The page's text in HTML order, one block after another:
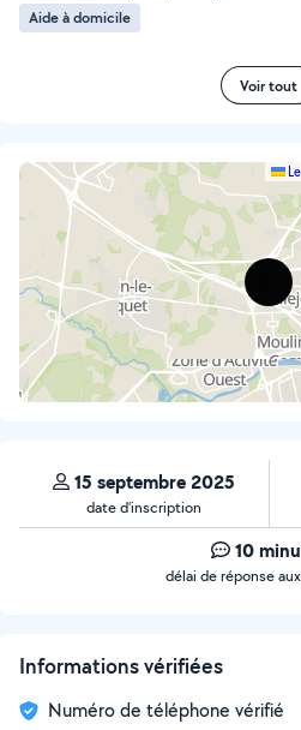
Aide à domicile
Voir tout
15 septembre 2025
date d’inscription
10
délai de réponse
Informations vérifiées
Numéro de téléphone vérifié